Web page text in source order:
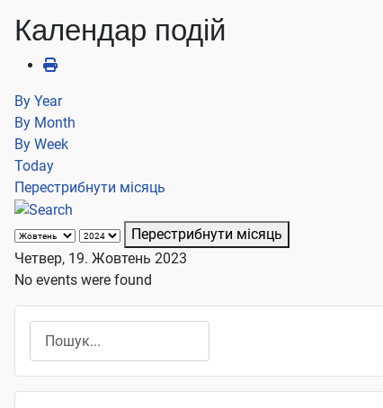
Календар подій
By Year
By Month
By Week
Today
Перестрибнути місяць
Перестрибнути місяць
Четвер, 19. Жовтень 2023
No events were found